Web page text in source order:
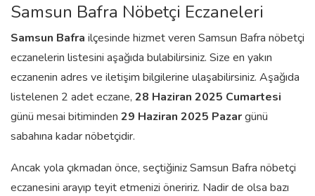
Samsun Bafra Nöbetçi Eczaneleri
Samsun Bafra ilçesinde hizmet veren Samsun Bafra nöbetçi
eczanelerin listesini aşağıda bulabilirsiniz. Size en yakın
eczanenin adres ve iletişim bilgilerine ulaşabilirsiniz. Aşağıda
listelenen 2 adet eczane, 28 Haziran 2025 Cumartesi
günü mesai bitiminden 29 Haziran 2025 Pazargünü
sabahına kadar nöbetçidir.
Ancak yola çıkmadan önce, seçtiğiniz Samsun Bafra nöbetçi
eczanesini arayıp teyit etmenizi öneririz. Nadir de olsa bazı